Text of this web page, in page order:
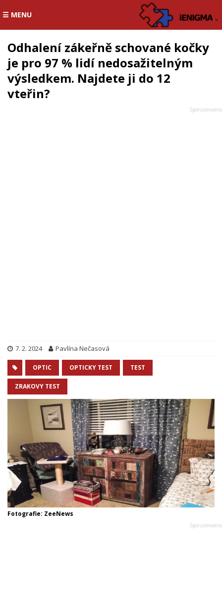
☰ MENU
Odhalení zákeřně schované kočky
je pro 97 % lidí nedosažitelným
výsledkem. Najdete ji do 12
vteřin?
7. 2. 2024 Pavlína Nečasová
OPTIC OPTICKY TEST TEST
ZRAKOVY TEST
Fotografie: ZeeNews